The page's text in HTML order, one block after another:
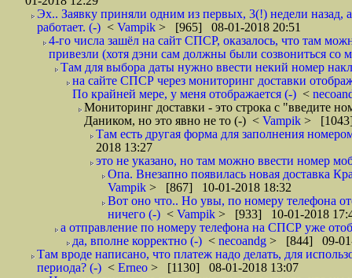
Эх.. Заявку приняли одним из первых, 3(!) недели назад,
работает. (-) < Vampik > [965] 08-01-2018 20:51
4-го числа зашёл на сайт СПСР, оказалось, что там
привезли (хотя дэни сам должны были созвониться со
Там для выбора даты нужно ввести некий номер
на сайте СПСР через мониторинг доставки
По крайней мере, у меня отображается (-) <
Мониторинг доставки - это строка с "введите
Даником, но это явно не то (-) < Vampik >
Там есть другая форма для заполнения
2018 13:27
это не указано, но там можно ввести номер
Опа. Внезапно появилась новая доставка
Vampik > [867] 10-01-2018 18:32
Вот оно что.. Но увы, по номеру телефона
ничего (-) < Vampik > [933] 10-01-2018
а отправление по номеру телефона на СПСР уже
да, вполне корректно (-) < necoandg > [844] 09-01-
Там вроде написано, что платеж надо делать, для
периода? (-) < Erneo > [1130] 08-01-2018 13:07